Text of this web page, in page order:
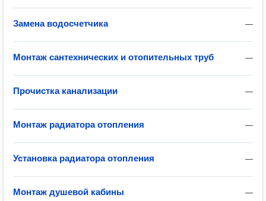
—
Замена водосчетчика
—
Монтаж сантехнических и отопительных труб
—
Прочистка канализации
—
Монтаж радиатора отопления
—
Установка радиатора отопления
—
Монтаж душевой кабины